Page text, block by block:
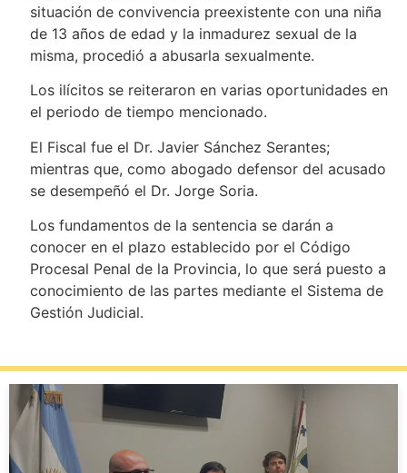
situación de convivencia preexistente con una niña
de 13 años de edad y la inmadurez sexual de la
misma, procedió a abusarla sexualmente.
Los ilícitos se reiteraron en varias oportunidades en
el periodo de tiempo mencionado.
El Fiscal fue el Dr. Javier Sánchez Serantes;
mientras que, como abogado defensor del acusado
se desempeñó el Dr. Jorge Soria.
Los fundamentos de la sentencia se darán a
conocer en el plazo establecido por el Código
Procesal Penal de la Provincia, lo que será puesto a
conocimiento de las partes mediante el Sistema de
Gestión Judicial.